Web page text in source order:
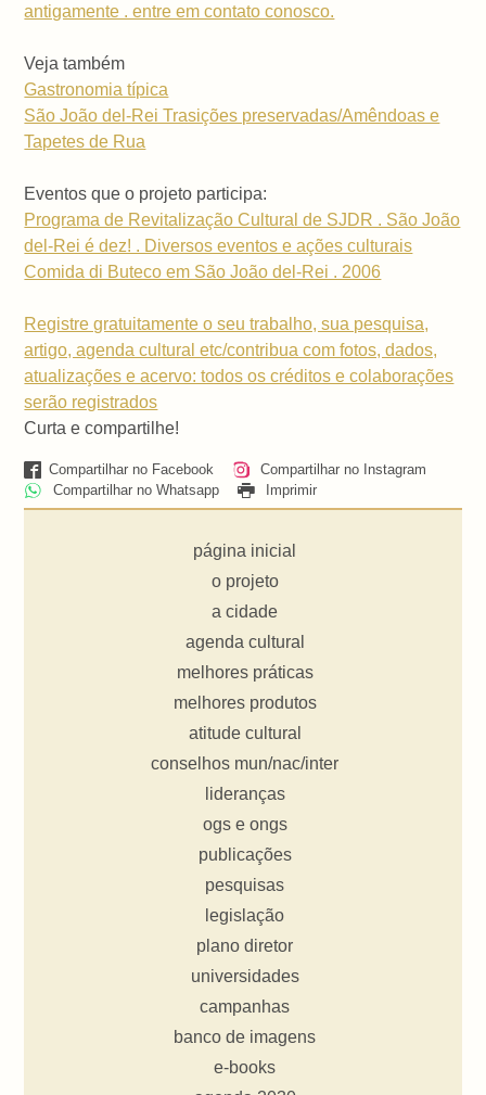
antigamente . entre em contato conosco.
Veja também
Gastronomia típica
São João del-Rei Trasições preservadas/Amêndoas e
Tapetes de Rua
Eventos que o projeto participa:
Programa de Revitalização Cultural de SJDR . São João
del-Rei é dez! . Diversos eventos e ações culturais
Comida di Buteco em São João del-Rei . 2006
Registre gratuitamente o seu trabalho, sua pesquisa,
artigo, agenda cultural etc/contribua com fotos, dados,
atualizações e acervo: todos os créditos e colaborações
serão registrados
Curta e compartilhe!
Compartilhar no Facebook
Compartilhar no Instagram
Compartilhar no Whatsapp
Imprimir
página inicial
o projeto
a cidade
agenda cultural
melhores práticas
melhores produtos
atitude cultural
conselhos mun/nac/inter
lideranças
ogs e ongs
publicações
pesquisas
legislação
plano diretor
universidades
campanhas
banco de imagens
e-books